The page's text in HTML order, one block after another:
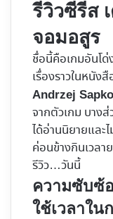
รีวิวซีรีส​
จอมอสูร
ชื่อนี้คือเกมอันโ
เรื่องราวในหนัง
Andrzej
จากตัวเกม บาง
ได้อ่านนิยายและ
ค่อนข้างกินเวลา
รีวิว…วันนี้
ความซับซ้
ใช้เวลาใน